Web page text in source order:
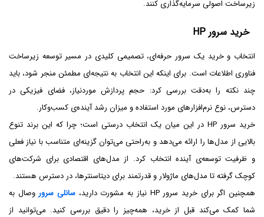
زیرساخت اصولی سرمایه‌گذاری کنند.
خرید سرور HP
انتخاب و خرید یک سرور حرفه‌ای، تصمیمی کلیدی در مسیر توسعه زیرساخت
فناوری اطلاعات است. برای اینکه این انتخاب به نتیجه‌ای مطمئن منجر شود، باید
چند نکته را به‌دقت بررسی کرد: حجم پردازش موردنیاز، فضای فیزیکی در
دسترس، نوع نرم‌افزارهای مورد استفاده و میزان رشد آینده‌ی کسب‌وکار.
خرید سرور HP در این میان یک انتخاب درستی است؛ چرا که این برند تنوع
بالایی از مدل‌ها را ارائه می‌دهد و به‌راحتی می‌توان گزینه‌ای متناسب با نیاز فعلی
و ظرفیت توسعه‌ی آینده انتخاب کرد. از مدل‌های اقتصادی برای شرکت‌های
کوچک گرفته تا مدل‌های ماژولار و قدرتمند برای دیتاسنترها، در دسترس هستند.
همچنین اگر برای خرید سرور HP نیاز به مشورت دارید،
سانلی سرور وصال به
شما کمک می‌کند قبل از خرید، همه‌چیز را دقیق بررسی کنید. می‌توانید از